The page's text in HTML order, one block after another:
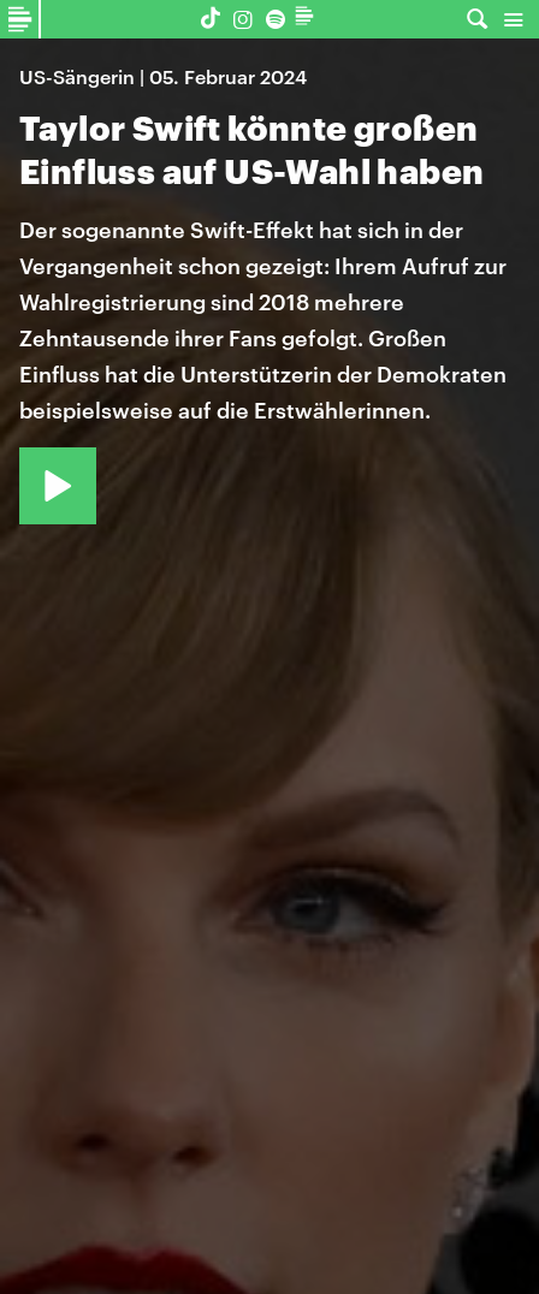
US-Sängerin | 05. Februar 2024
Taylor Swift könnte großen
Einfluss auf US-Wahl haben
Der sogenannte Swift-Effekt hat sich in der
Vergangenheit schon gezeigt: Ihrem Aufruf zur
Wahlregistrierung sind 2018 mehrere
Zehntausende ihrer Fans gefolgt. Großen
Einfluss hat die Unterstützerin der Demokraten
beispielsweise auf die Erstwählerinnen.